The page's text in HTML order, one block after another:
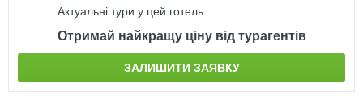
Актуальні тури у цей готель
Отримай найкращу ціну від турагентів
ЗАЛИШИТИ ЗАЯВКУ